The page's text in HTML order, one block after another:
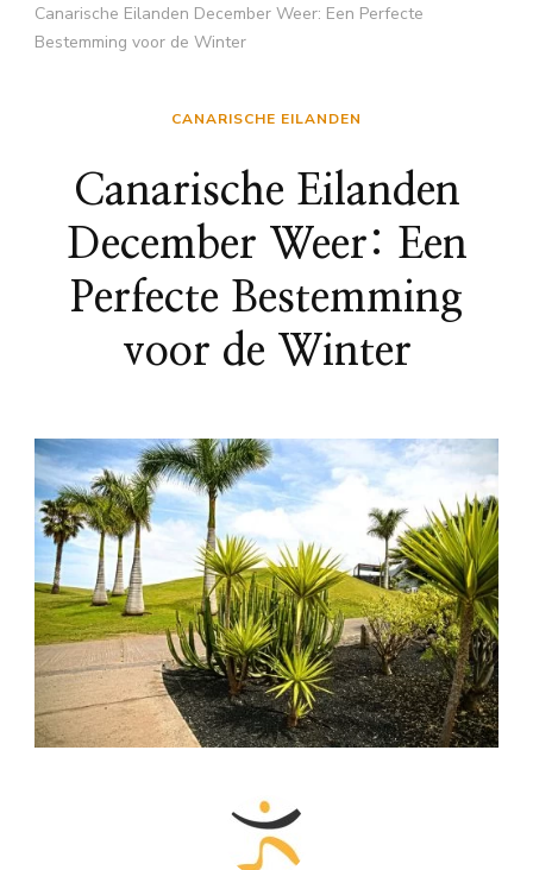
Canarische Eilanden December Weer: Een Perfecte
Bestemming voor de Winter
CANARISCHE EILANDEN
Canarische Eilanden
December Weer: Een
Perfecte Bestemming
voor de Winter